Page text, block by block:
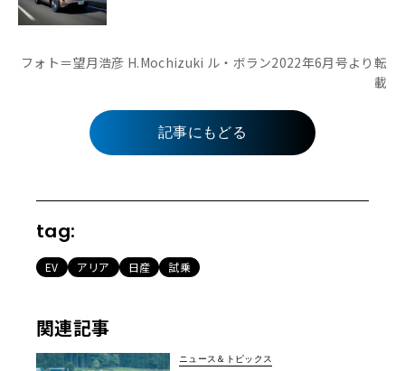
フォト＝望月浩彦 H.Mochizuki ル・ボラン2022年6月号より転
載
記事にもどる
tag:
EV アリア 日産 試乗
関連記事
ニュース＆トピックス